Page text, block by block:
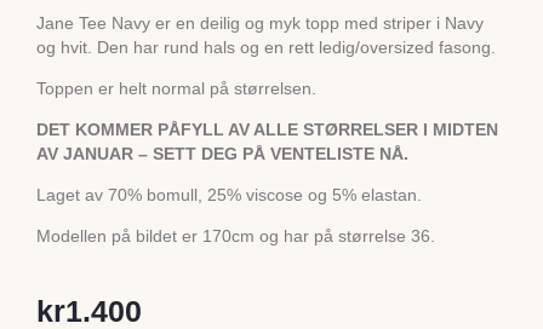
Jane Tee Navy er en deilig og myk topp med striper i Navy
og hvit. Den har rund hals og en rett ledig/oversized fasong.
Toppen er helt normal på størrelsen.
DET KOMMER PÅFYLL AV ALLE STØRRELSER I MIDTEN
AV JANUAR – SETT DEG PÅ VENTELISTE NÅ.
Laget av 70% bomull, 25% viscose og 5% elastan.
Modellen på bildet er 170cm og har på størrelse 36.
kr1.400